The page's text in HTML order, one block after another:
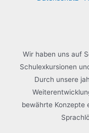
Wir haben uns auf
Schulexkursionen
Durch unsere
bewährte Konzepte